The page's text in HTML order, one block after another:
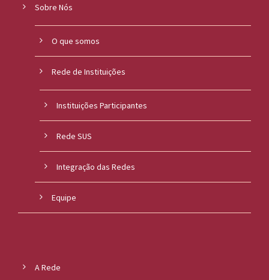
Sobre Nós
O que somos
Rede de Instituições
Instituições Participantes
Rede SUS
Integração das Redes
Equipe
A Rede